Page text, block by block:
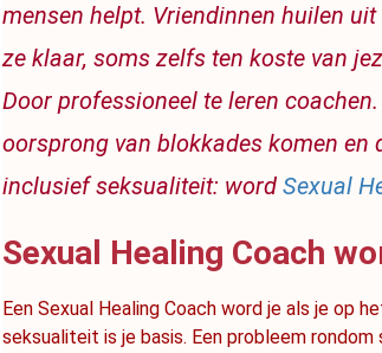
mensen helpt. Vriendinnen huilen
ze klaar, soms zelfs ten koste van
Door professioneel te leren
oorsprong van blokkades komen en
inclusief seksualiteit: word Sexual
Sexual Healing Coach
Een Sexual Healing Coach word je als je op
seksualiteit is je basis. Een probleem